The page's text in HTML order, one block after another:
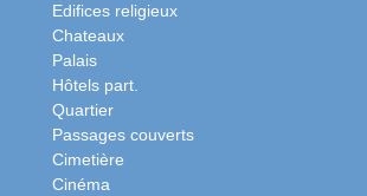
Edifices religieux
Chateaux
Palais
Hôtels part.
Quartier
Passages couverts
Cimetière
Cinéma